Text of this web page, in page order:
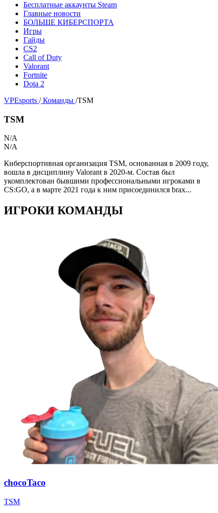
Бесплатные аккаунты Steam
Главные новости
БОЛЬШЕ КИБЕРСПОРТА
Игры
Гайды
CS2
Call of Duty
Valorant
Fortnite
Dota 2
VPEsports / Команды /TSM
TSM
N/A
N/A
Киберспортивная организация TSM, основанная в 2009 году,
вошла в дисциплину Valorant в 2020-м. Состав был
укомплектован бывшими профессиональными игроками в
CS:GO, а в марте 2021 года к ним присоединился brax...
ИГРОКИ КОМАНДЫ
chocoTaco
TSM